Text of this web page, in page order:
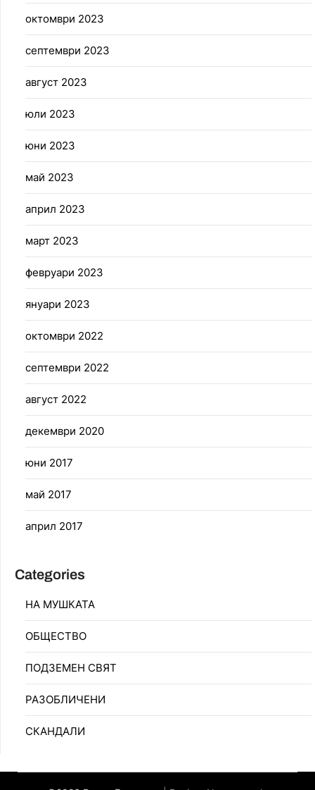
октомври 2023
септември 2023
август 2023
юли 2023
юни 2023
май 2023
април 2023
март 2023
февруари 2023
януари 2023
октомври 2022
септември 2022
август 2022
декември 2020
юни 2017
май 2017
април 2017
Categories
НА МУШКАТА
ОБЩЕСТВО
ПОДЗЕМЕН СВЯТ
РАЗОБЛИЧЕНИ
СКАНДАЛИ